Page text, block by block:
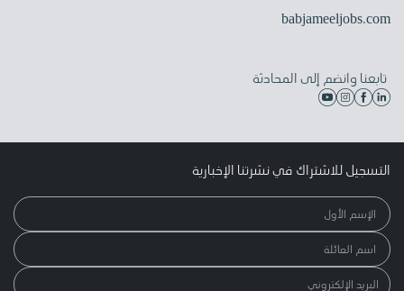
babjameeljobs.com
تابعنا وانضم إلى المحادثة
التسجيل للاشتراك في نشرتنا الإخبارية